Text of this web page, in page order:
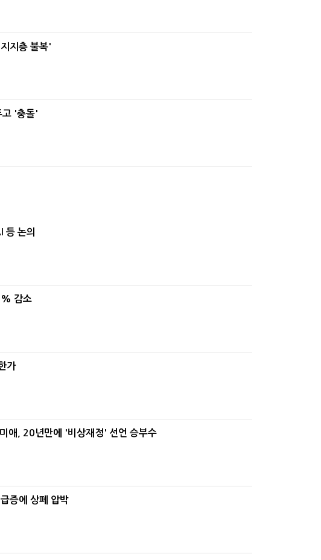
지층 불복'
고 '충돌'
등 논의
감소
가
애, 20년만에 '비상재정' 선언 승부수
증에 상폐 압박